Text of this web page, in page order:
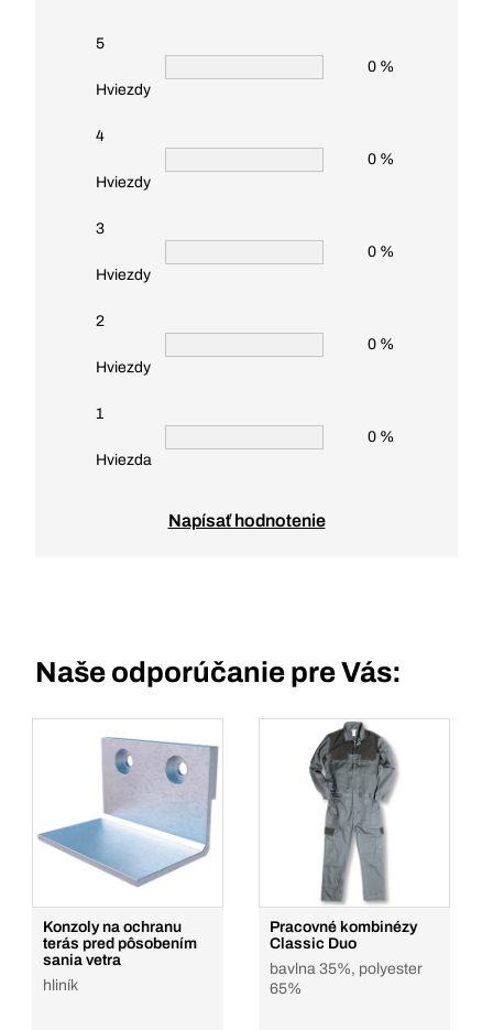
5
Hviezdy
0 %
4
Hviezdy
0 %
3
Hviezdy
0 %
2
Hviezdy
0 %
1
Hviezda
0 %
Napísať hodnotenie
Naše odporúčanie pre Vás:
Konzoly na ochranu
terás pred pôsobením
sania vetra
hliník
Pracovné kombinézy
Classic Duo
bavlna 35%, polyester
65%